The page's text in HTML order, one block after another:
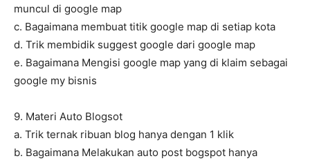
muncul di google map
c. Bagaimana membuat titik google map di setiap kota
d. Trik membidik suggest google dari google map
e. Bagaimana Mengisi google map yang di klaim sebagai
google my bisnis
9. Materi Auto Blogsot
a. Trik ternak ribuan blog hanya dengan 1 klik
b. Bagaimana Melakukan auto post bogspot hanya